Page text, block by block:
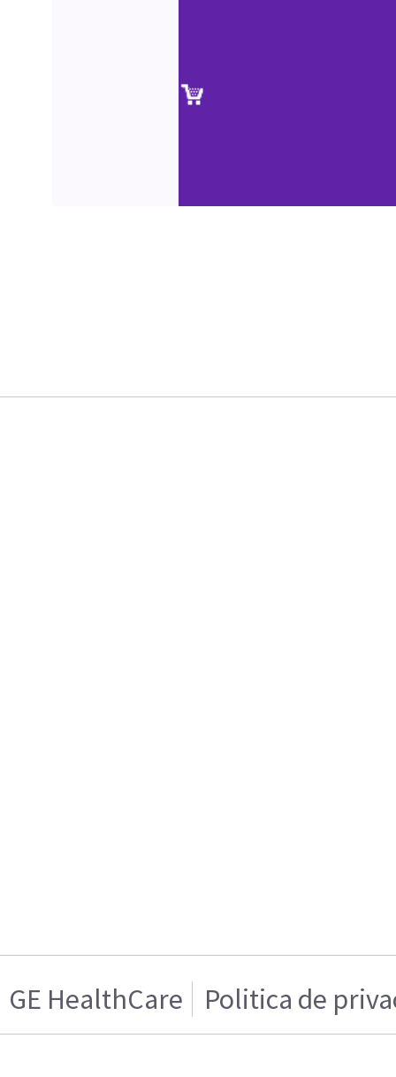
GE HealthCare Politica de